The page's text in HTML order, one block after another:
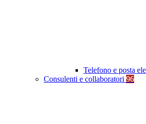
Telefono e posta
Consulenti e collaboratori 96